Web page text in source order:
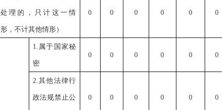
处理的，只计这一情
形，不计其他情形）
0 0 0 0 0 0
1.属于国家秘
密
0 0 0 0 0 0
2.其他法律行
政法规禁止公 0 0 0 0 0 0